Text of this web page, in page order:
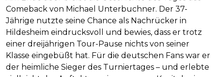
Comeback von Michael Unterbuchner. Der 37-
Jährige nutzte seine Chance als Nachrücker in
Hildesheim eindrucksvoll und bewies, dass er trotz
einer dreijährigen Tour-Pause nichts von seiner
Klasse eingebüßt hat. Für die deutschen Fans war er
der heimliche Sieger des Turniertages – und erlebte